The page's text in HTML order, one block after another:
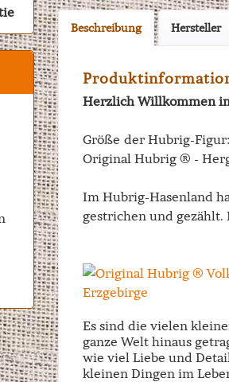
Beschreibung Hersteller
Herzlich Willkommen
Größe der Hubrig-
Original Hubrig ® -
Im Hubrig-Hasenland
gestrichen und gezählt.
Es sind die vielen
ganze Welt hinaus
wie viel Liebe und
kleinen Dingen im